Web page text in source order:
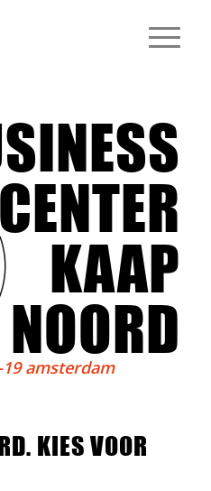
CENTER
KAAP
NOORD
amsterdam
KIES VOOR